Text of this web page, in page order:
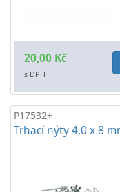
20,00 Kč
s DPH
P17532+
Trhací nýty 4,0 x 8